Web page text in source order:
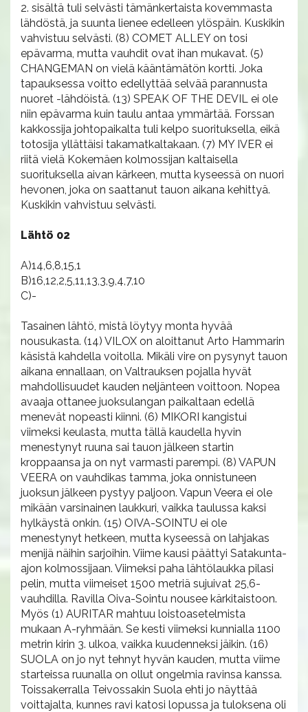
2. sisältä tuli selvästi tämänkertaista kovemmasta
lähdöstä, ja suunta lienee edelleen ylöspäin. Kuskikin
vahvistuu selvästi. (8) COMET ALLEY on tosi
epävarma, mutta vauhdit ovat ihan mukavat. (5)
CHANGEMAN on vielä kääntämätön kortti. Joka
tapauksessa voitto edellyttää selvää parannusta
nuoret -lähdöistä. (13) SPEAK OF THE DEVIL ei ole
niin epävarma kuin taulu antaa ymmärtää. Forssan
kakkossija johtopaikalta tuli kelpo suorituksella, eikä
totosija yllättäisi takamatkaltakaan. (7) MY IVER ei
riitä vielä Kokemäen kolmossijan kaltaisella
suorituksella aivan kärkeen, mutta kyseessä on nuori
hevonen, joka on saattanut tauon aikana kehittyä.
Kuskikin vahvistuu selvästi.
Lähtö 02
A)14,6,8,15,1
B)16,12,2,5,11,13,3,9,4,7,10
C)-
Tasainen lähtö, mistä löytyy monta hyvää
nousukasta. (14) VILOX on aloittanut Arto Hammarin
käsistä kahdella voitolla. Mikäli vire on pysynyt tauon
aikana ennallaan, on Valtrauksen pojalla hyvät
mahdollisuudet kauden neljänteen voittoon. Nopea
avaaja ottanee juoksulangan paikaltaan edellä
menevät nopeasti kiinni. (6) MIKORI kangistui
viimeksi keulasta, mutta tällä kaudella hyvin
menestynyt ruuna sai tauon jälkeen startin
kroppaansa ja on nyt varmasti parempi. (8) VAPUN
VEERA on vauhdikas tamma, joka onnistuneen
juoksun jälkeen pystyy paljoon. Vapun Veera ei ole
mikään varsinainen laukkuri, vaikka taulussa kaksi
hylkäystä onkin. (15) OIVA-SOINTU ei ole
menestynyt hetkeen, mutta kyseessä on lahjakas
menijä näihin sarjoihin. Viime kausi päättyi Satakunta-
ajon kolmossijaan. Viimeksi paha lähtölaukka pilasi
pelin, mutta viimeiset 1500 metriä sujuivat 25,6-
vauhdilla. Ravilla Oiva-Sointu nousee kärkitaistoon.
Myös (1) AURITAR mahtuu loistoasetelmista
mukaan A-ryhmään. Se kesti viimeksi kunnialla 1100
metrin kirin 3. ulkoa, vaikka kuudenneksi jäikin. (16)
SUOLA on jo nyt tehnyt hyvän kauden, mutta viime
starteissa ruunalla on ollut ongelmia ravinsa kanssa.
Toissakerralla Teivossakin Suola ehti jo näyttää
voittajalta, kunnes ravi katosi lopussa ja tuloksena oli